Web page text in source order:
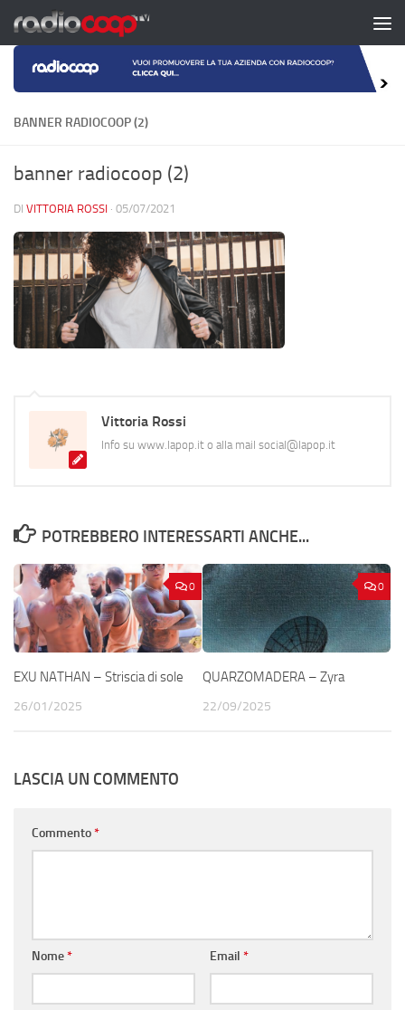
Salta al contenuto
BANNER RADIOCOOP (2)
banner radiocoop (2)
DI VITTORIA ROSSI · 05/07/2021
Vittoria Rossi
Info su www.lapop.it o alla mail social@lapop.it
POTREBBERO INTERESSARTI ANCHE...
0
EXU NATHAN – Striscia di sole
26/01/2025
0
QUARZOMADERA – Zyra
22/09/2025
LASCIA UN COMMENTO
Commento*
Nome* Email *